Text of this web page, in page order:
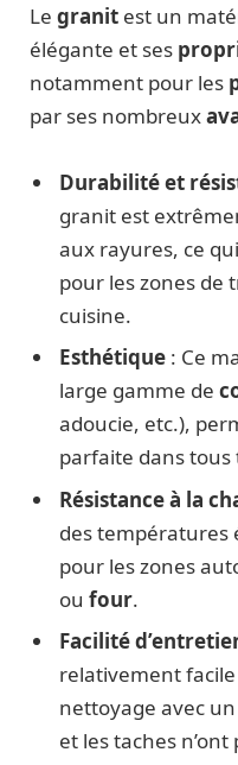
Le granit est un
élégante et ses
notamment pour les
par ses nombreux
Durabilité et
granit est
aux rayures, ce
pour les zones de
cuisine.
Esthétique : Ce
large gamme de
adoucie, etc.),
parfaite dans tous
Résistance à la
des températures
pour les zones
ou four.
Facilité
relativement
nettoyage avec
et les taches